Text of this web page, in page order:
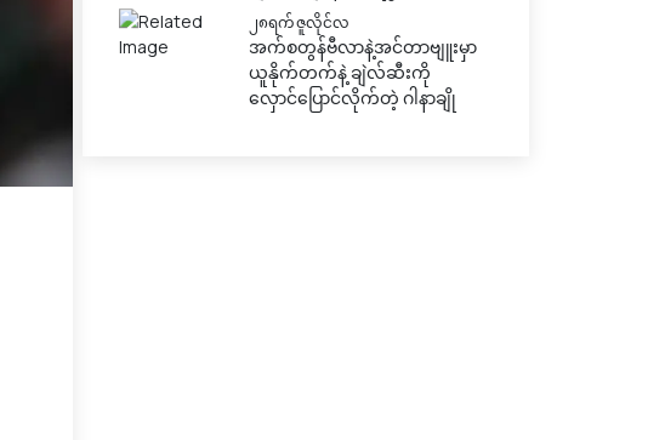
၂၈ရက် ဇူလိုင်လ
အက်စတွန်ဗီလာနဲ့အင်တာဗျူးမှာ
ယူနိုက်တက်နဲ့ ချဲလ်ဆီးကို
လှောင်ပြောင်လိုက်တဲ့ ဂါနာချို